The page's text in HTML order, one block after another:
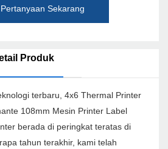
Sekarang
Produk
terbaru, 4x6 Thermal Printer
108mm Mesin Printer Label
berada di peringkat teratas di
tahun terakhir, kami telah